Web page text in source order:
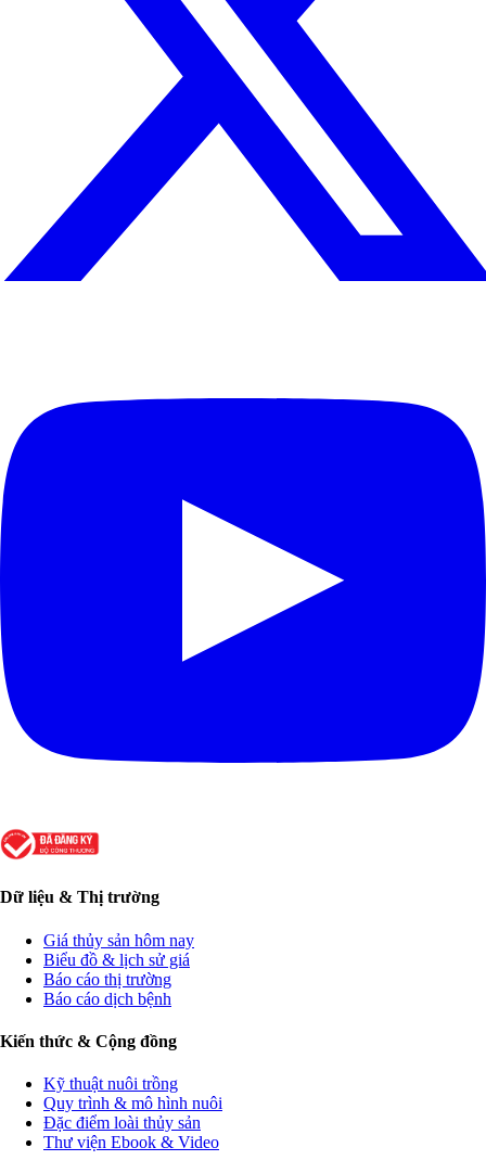
Dữ liệu & Thị trường
Giá thủy sản hôm nay
Biểu đồ & lịch sử giá
Báo cáo thị trường
Báo cáo dịch bệnh
Kiến thức & Cộng đồng
Kỹ thuật nuôi trồng
Quy trình & mô hình nuôi
Đặc điểm loài thủy sản
Thư viện Ebook & Video